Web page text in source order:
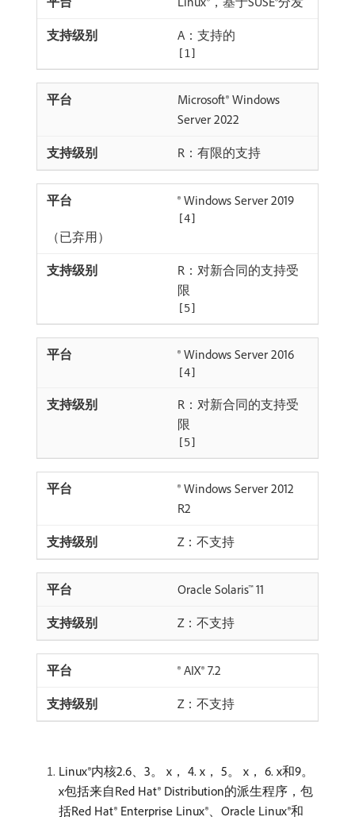
A：支持的
[1]
Microsoft® Windows
Server 2022
R：有限的支持
® Windows Server 2019
[4]
（已弃用）
R：对新合同的支持受
限
[5]
® Windows Server 2016
[4]
R：对新合同的支持受
限
[5]
® Windows Server 2012
R2
Z：不支持
Oracle Solaris™ 11
Z：不支持
® AIX® 7.2
Z：不支持
Linux®内核2.6、3。 x， 4. x， 5。 x， 6. x和9。
x包括来自Red Hat® Distribution的派生程序，包
括Red Hat® Enterprise Linux®、Oracle Linux®和